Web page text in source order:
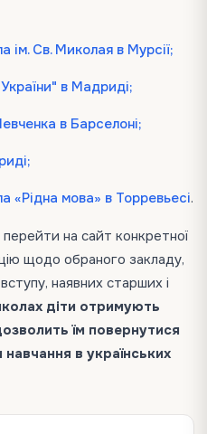
ім. Св. Миколая в Мурсії;
в Мадриді;
в Барселоні;
«Рідна мова» в Торревьесі.
на сайт конкретної
щодо обраного закладу,
наявних старших і
діти отримують
їм повернутися
в українських